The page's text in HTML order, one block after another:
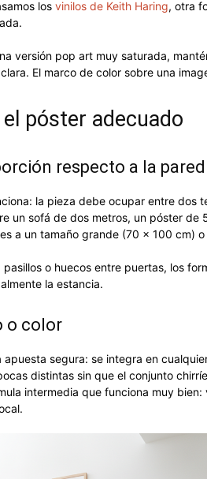
los vinilos de Keith Haring, otra
versión pop art muy saturada,
El marco de color sobre una
póster adecuado
respecto a la pared
la pieza debe ocupar entre dos
un sofá de dos metros, un póster
a un tamaño grande (70 x 100 cm)
pasillos o huecos entre puertas, los
la estancia.
o color
apuesta segura: se integra en
distintas sin que el conjunto
intermedia que funciona muy